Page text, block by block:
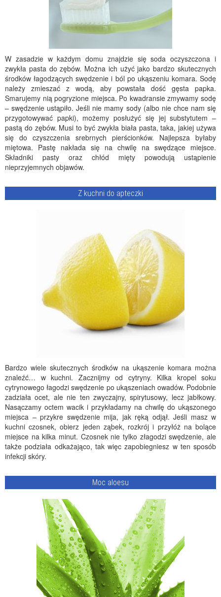
W zasadzie w każdym domu znajdzie się soda oczyszczona i
zwykła pasta do zębów. Można ich użyć jako bardzo skutecznych
środków łagodzących swędzenie i ból po ukąszeniu komara. Sodę
należy zmieszać z wodą, aby powstała dość gęsta papka.
Smarujemy nią pogryzione miejsca. Po kwadransie zmywamy sodę
– swędzenie ustąpiło. Jeśli nie mamy sody (albo nie chce nam się
przygotowywać papki), możemy posłużyć się jej substytutem –
pastą do zębów. Musi to być zwykła biała pasta, taka, jakiej używa
się do czyszczenia srebrnych pierścionków. Najlepsza byłaby
miętowa. Pastę nakłada się na chwilę na swędzące miejsce.
Składniki pasty oraz chłód mięty powodują ustąpienie
nieprzyjemnych objawów.
Z kuchni do apteczki
Bardzo wiele skutecznych środków na ukąszenie komara można
znaleźć… w kuchni. Zacznijmy od cytryny. Kilka kropel soku
cytrynowego łagodzi swędzenie po ukąszeniach owadów. Podobnie
zadziała ocet, ale nie ten zwyczajny, spirytusowy, lecz jabłkowy.
Nasączamy octem wacik i przykładamy na chwilę do ukąszonego
miejsca – przykre swędzenie mija, jak ręką odjął. Jeśli masz w
kuchni czosnek, obierz jeden ząbek, rozkrój i przyłóż na bolące
miejsce na kilka minut. Czosnek nie tylko złagodzi swędzenie, ale
także podziała odkażająco, tak więc zapobiegniesz w ten sposób
infekcji skóry.
Moc aloesu